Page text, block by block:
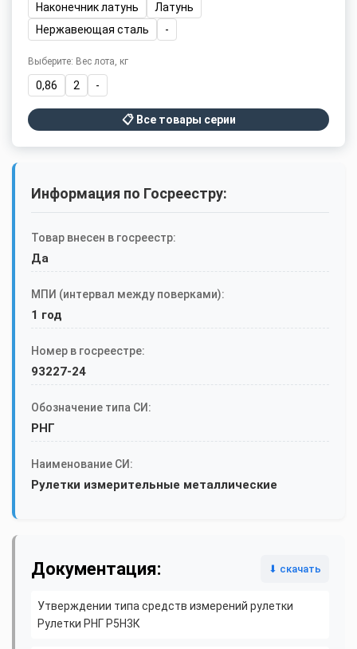
Наконечник латунь
Латунь
Нержавеющая сталь
-
Выберите: Вес лота, кг
0,86 2 -
📋 Все товары серии
Информация по Госреестру:
Товар внесен в госреестр:
Да
МПИ (интервал между поверками):
1 год
Номер в госреестре:
93227-24
Обозначение типа СИ:
РНГ
Наименование СИ:
Рулетки измерительные металлические
Документация: ⬇ скачать
Утверждении типа средств измерений рулетки
Рулетки РНГ Р5Н3К